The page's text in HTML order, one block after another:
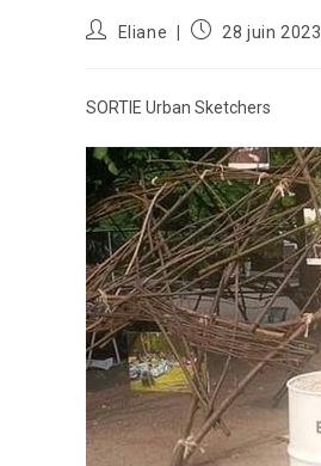
Auteur/autrice
publication :
Eliane
Publication
28 juin 2023
SORTIE Urban Sketchers